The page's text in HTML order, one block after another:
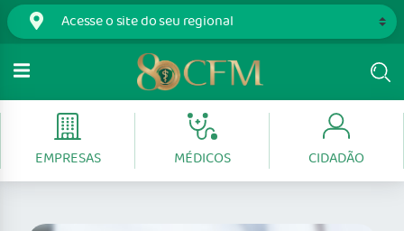
EMPRESAS MÉDICOS CIDADÃO